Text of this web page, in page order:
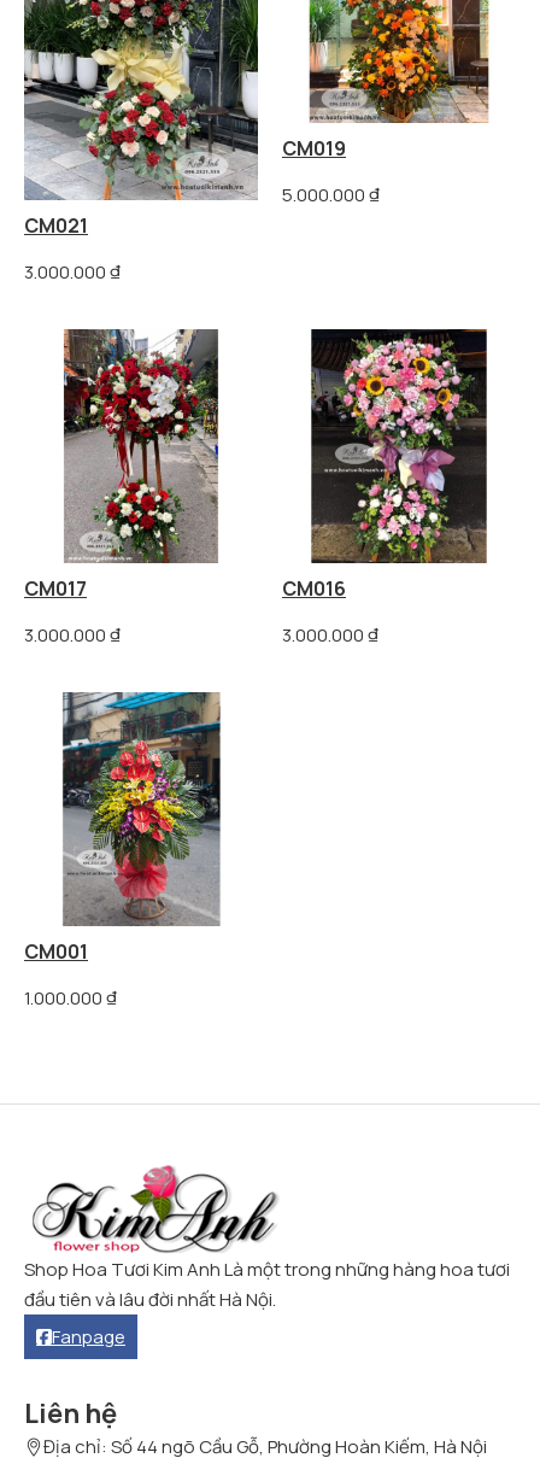
CM021
3.000.000₫
CM019
5.000.000₫
CM017
3.000.000₫
CM016
3.000.000₫
CM001
1.000.000₫
Shop Hoa Tươi Kim Anh Là một trong những hàng hoa tươi
đầu tiên và lâu đời nhất Hà Nội.
Fanpage
Liên hệ
Địa chỉ: Số 44 ngõ Cầu Gỗ, Phường Hoàn Kiếm, Hà Nội